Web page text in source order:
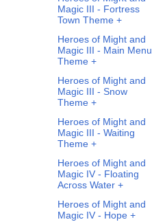
Magic III - Fortress
Town Theme +
Heroes of Might and
Magic III - Main Menu
Theme +
Heroes of Might and
Magic III - Snow
Theme +
Heroes of Might and
Magic III - Waiting
Theme +
Heroes of Might and
Magic IV - Floating
Across Water +
Heroes of Might and
Magic IV - Hope +